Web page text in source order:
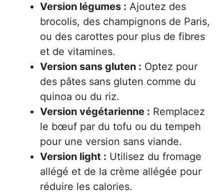
Version légumes : Ajoutez des
brocolis, des champignons de Paris,
ou des carottes pour plus de fibres
et de vitamines.
Version sans gluten : Optez pour
des pâtes sans gluten comme du
quinoa ou du riz.
Version végétarienne : Remplacez
le bœuf par du tofu ou du tempeh
pour une version sans viande.
Version light : Utilisez du fromage
allégé et de la crème allégée pour
réduire les calories.